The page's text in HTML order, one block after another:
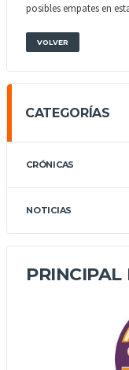
posibles empates en
VOLVER
CATEGORÍAS
CRÓNICAS
NOTICIAS
PRINCIPAL